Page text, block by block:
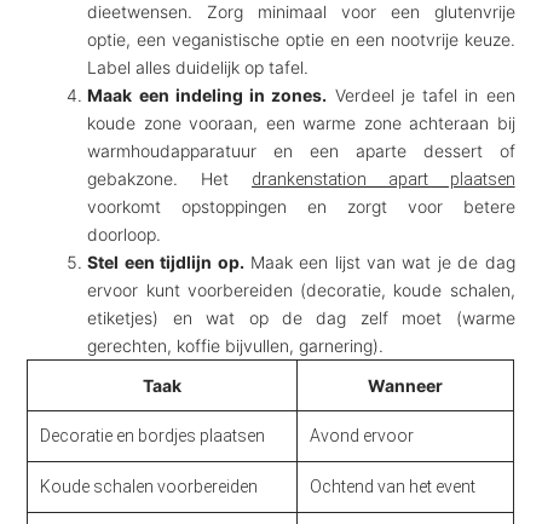
dieetwensen. Zorg minimaal voor een glutenvrije
optie, een veganistische optie en een nootvrije keuze.
Label alles duidelijk op tafel.
Maak een indeling in zones. Verdeel je tafel in een
koude zone vooraan, een warme zone achteraan bij
warmhoudapparatuur en een aparte dessert of
gebakzone. Het drankenstation apart plaatsen
voorkomt opstoppingen en zorgt voor betere
doorloop.
Stel een tijdlijn op. Maak een lijst van wat je de dag
ervoor kunt voorbereiden (decoratie, koude schalen,
etiketjes) en wat op de dag zelf moet (warme
gerechten, koffie bijvullen, garnering).
Taak
Wanneer
Decoratie en bordjes plaatsen Avond ervoor
Koude schalen voorbereiden Ochtend van het event